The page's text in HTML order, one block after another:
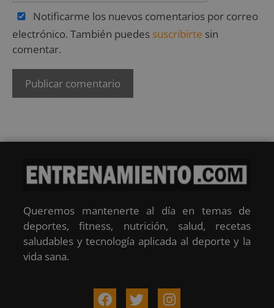
Notificarme los nuevos comentarios por correo
electrónico. También puedes suscribirte sin
comentar.
Queremos mantenerte al día en temas de
deportes, fitness, nutrición, salud, recetas
saludables y tecnología aplicada al deporte y la
vida sana.